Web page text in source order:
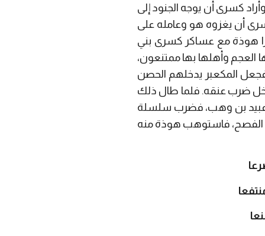
كسرى أن يوجه الجنود إلى
أن يغزوه هو وعامله على
هوذة مع عساكر كسرى بني
العجم وأهلها بها ممتنعون،
المكعبر يدخلهم الحصن
ضرب عنقه. فلما طال ذلك
عبيد بن وهب، فضرب سلسلة
الفصح، فاستوهب هوذة منه